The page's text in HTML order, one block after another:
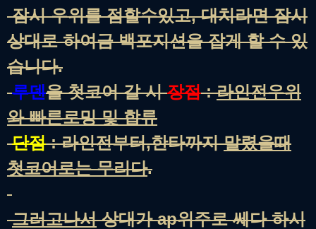
잠시 우위를 점할수있고, 대치라면 잠시
상대로 하여금 백포지션을 잡게 할 수 있
습니다.
루덴을 첫코어 갈 시장점:라인전우위
와 빠른로밍 및 합류
단점: 라인전부터,한타까지말렸을때
첫코어로는 무리다.
그러고나서상대가 ap위주로 쎄다 하시